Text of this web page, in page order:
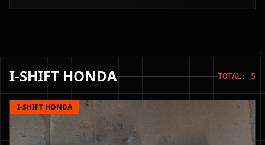
I-SHIFT HONDA TOTAL: 5
I-SHIFT HONDA